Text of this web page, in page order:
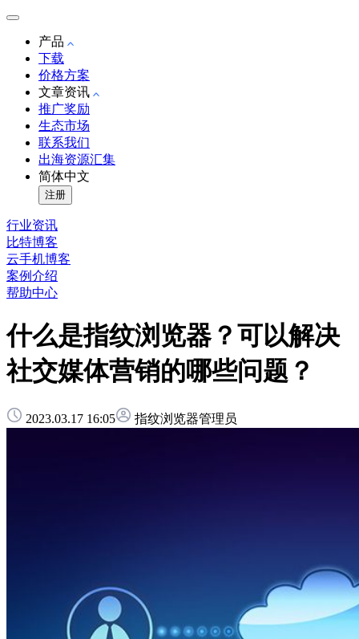
产品
下载
价格方案
文章资讯
推广奖励
生态市场
联系我们
出海资源汇集
简体中文
注册
行业资讯
比特博客
云手机博客
案例介绍
帮助中心
什么是指纹浏览器？可以解决
社交媒体营销的哪些问题？
2023.03.17 16:05 指纹浏览器管理员